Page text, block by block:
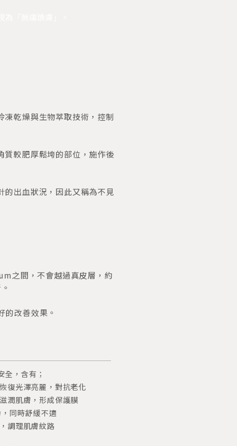
凍乾燥與生物萃取技術，控制
質較肥厚鬆垮的部位，施作後
的出血狀況，因此又稱為不見
之間，不會越過真皮層，約
的改善效果。
全，含有；
復光澤亮麗，對抗老化
潤肌膚，形成保護膜
同時舒緩不適
調理肌膚紋路